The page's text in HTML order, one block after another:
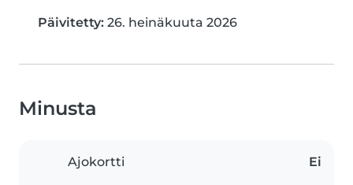
Päivitetty: 26. heinäkuuta 2026
Minusta
Ajokortti Ei